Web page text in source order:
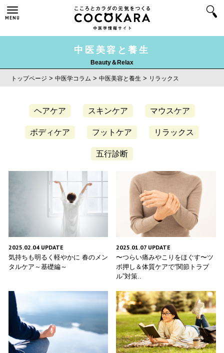
MENU
中医美容と養生
Beauty＆Relax
トップページ >中医学コラム >中医美容と養生 > リラックス
ヘアケア スキンケア マウスケア
ボディケア フットケア リラックス
五行診断
2025.02.04 UPDATE
気持ちも明るく軽やかに 春のメン
タルケア～基礎編～
2025.01.07 UPDATE
〜つらい痛みやこりをほぐす〜ツ
ボ押し＆体質ケアで“関節トラブ
ル”対策..